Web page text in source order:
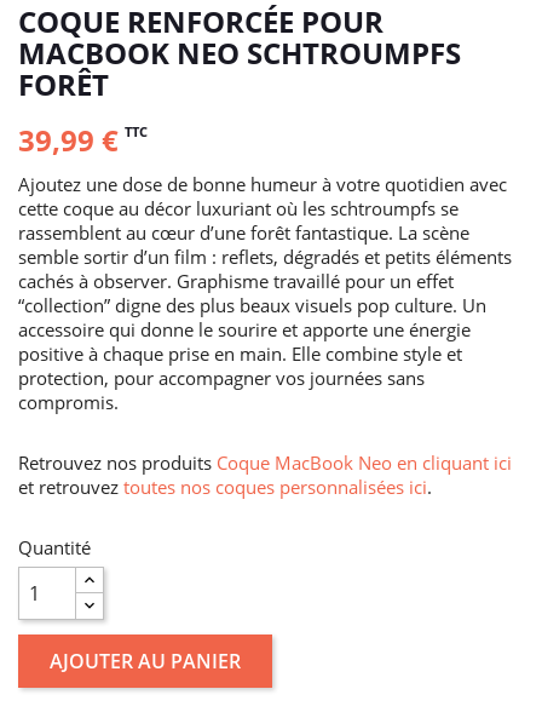
COQUE RENFORCÉE POUR
MACBOOK NEO SCHTROUMPFS
FORÊT
39,99 € TTC
Ajoutez une dose de bonne humeur à votre quotidien avec
cette coque au décor luxuriant où les schtroumpfs se
rassemblent au cœur d’une forêt fantastique. La scène
semble sortir d’un film : reflets, dégradés et petits éléments
cachés à observer. Graphisme travaillé pour un effet
“collection” digne des plus beaux visuels pop culture. Un
accessoire qui donne le sourire et apporte une énergie
positive à chaque prise en main. Elle combine style et
protection, pour accompagner vos journées sans
compromis.
Retrouvez nos produits Coque MacBook Neo en cliquant ici
et retrouvez toutes nos coques personnalisées ici.
Quantité
AJOUTER AU PANIER